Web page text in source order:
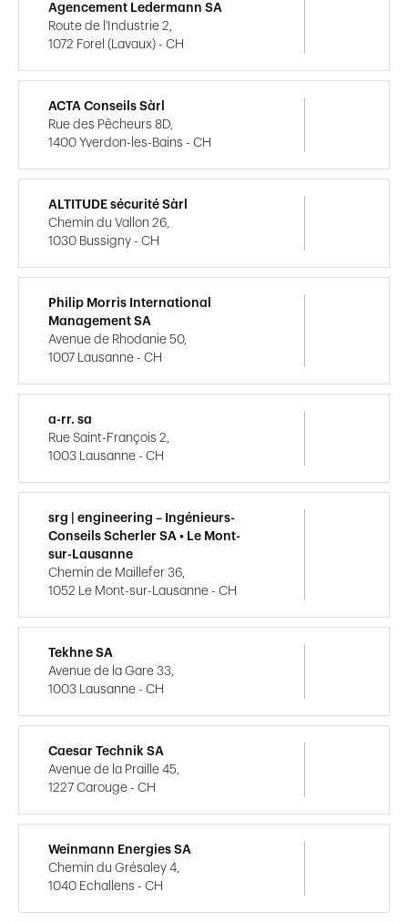
Agencement Ledermann SA
Route de l'Industrie 2,
1072 Forel (Lavaux) - CH
ACTA Conseils Sàrl
Rue des Pêcheurs 8D,
1400 Yverdon-les-Bains - CH
ALTITUDE sécurité Sàrl
Chemin du Vallon 26,
1030 Bussigny - CH
Philip Morris International
Management SA
Avenue de Rhodanie 50,
1007 Lausanne - CH
a-rr. sa
Rue Saint-François 2,
1003 Lausanne - CH
srg | engineering – Ingénieurs-
Conseils Scherler SA • Le Mont-
sur-Lausanne
Chemin de Maillefer 36,
1052 Le Mont-sur-Lausanne - CH
Tekhne SA
Avenue de la Gare 33,
1003 Lausanne - CH
Caesar Technik SA
Avenue de la Praille 45,
1227 Carouge - CH
Weinmann Energies SA
Chemin du Grésaley 4,
1040 Echallens - CH